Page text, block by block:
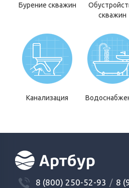
Бурение скважин
скважин
Канализация
8 (800) 250-52-93 / 8